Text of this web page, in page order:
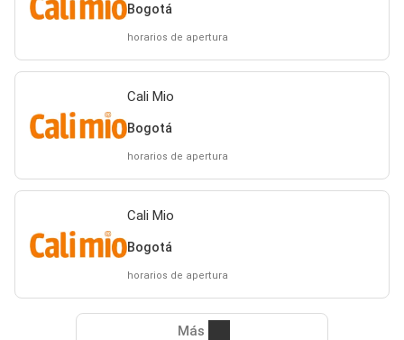
Bogotá
horarios de apertura
Cali Mio
Bogotá
horarios de apertura
Cali Mio
Bogotá
horarios de apertura
Más